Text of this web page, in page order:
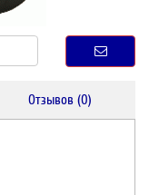
Отзывов (0)